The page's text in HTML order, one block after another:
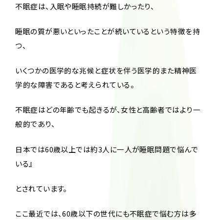
不眠症は、入眠や睡眠持続が難しかったり、
睡眠の質が悪いといったことが続いているという特徴を持
つ、
いくつかの医学的な兆候と症状を伴う医学的また精神医
学的な障害であると考えられている。
不眠症はどの年齢でも起きるが、女性と高齢者ではより一
般的であり、
日本では60歳以上では約3人に一人が睡眠問題で悩んで
いる』
とされています。
ここ最近では、60歳以下の世代にも不眠症で悩む方は多